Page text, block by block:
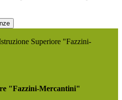
Superiore "Fazzini-
"Fazzini-Mercantini"